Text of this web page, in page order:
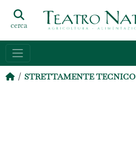
cerca
STRETTAMENTE TECNICO